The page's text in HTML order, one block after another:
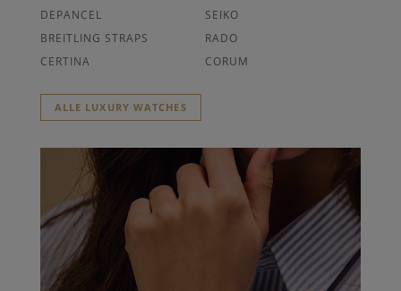
DEPANCEL
SEIKO
BREITLING STRAPS
RADO
CERTINA
CORUM
ALLE LUXURY WATCHES